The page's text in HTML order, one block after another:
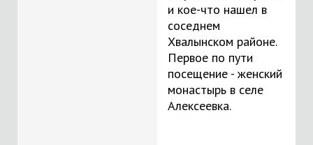
и кое-что нашел в
соседнем
Хвалынском районе.
Первое по пути
посещение - женский
монастырь в селе
Алексеевка.